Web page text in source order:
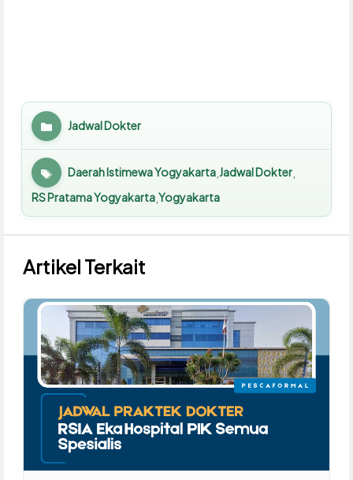
Kategori
Jadwal Dokter
Tag
Daerah Istimewa Yogyakarta, Jadwal Dokter,
RS Pratama Yogyakarta, Yogyakarta
Artikel Terkait